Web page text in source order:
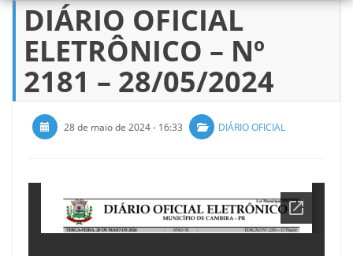
Pular
para
conteúdo
DIÁRIO OFICIAL
ELETRÔNICO – Nº
2181 – 28/05/2024
28 de maio de 2024 - 16:33 DIÁRIO OFICIAL